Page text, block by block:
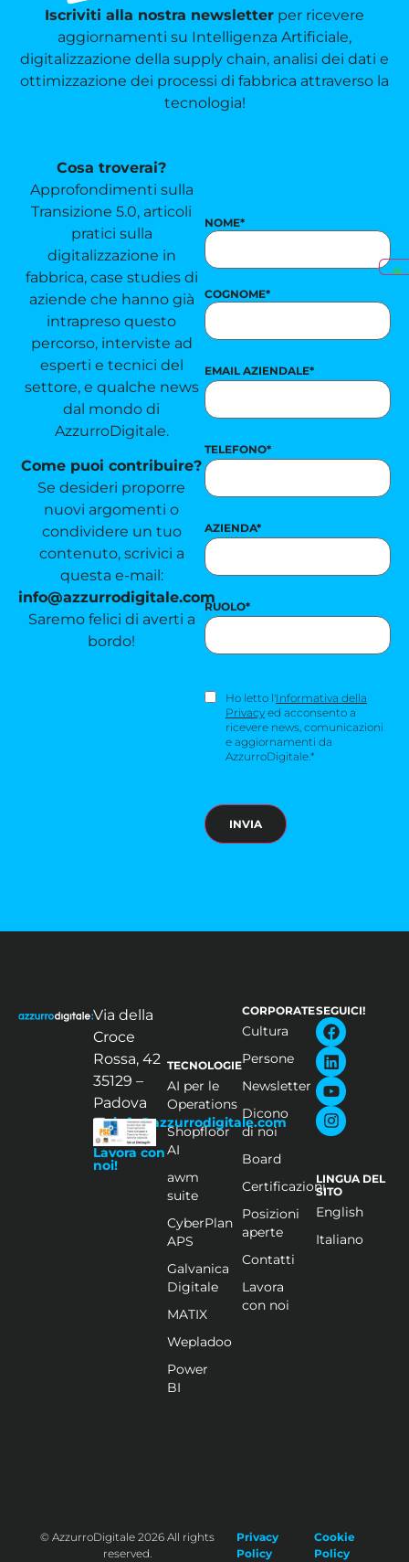
Iscriviti alla nostra newsletter per ricevere
aggiornamenti su Intelligenza Artificiale,
digitalizzazione della supply chain, analisi dei dati e
ottimizzazione dei processi di fabbrica attraverso la
tecnologia!
Cosa troverai?
Approfondimenti sulla
Transizione 5.0, articoli
pratici sulla
digitalizzazione in
fabbrica, case studies di
aziende che hanno già
intrapreso questo
percorso, interviste ad
esperti e tecnici del
settore, e qualche news
dal mondo di
AzzurroDigitale.
Come puoi contribuire?
Se desideri proporre
nuovi argomenti o
condividere un tuo
contenuto, scrivici a
questa e-mail:
info@azzurrodigitale.com
Saremo felici di averti a
bordo!
NOME*
COGNOME*
EMAIL AZIENDALE*
TELEFONO*
AZIENDA*
RUOLO*
CONSENSO
NEWSLETTER *
Ho letto l'Informativa della
Privacy ed acconsento a
ricevere news, comunicazioni
e aggiornamenti da
AzzurroDigitale.*
Via della
Croce
Rossa, 42
35129 –
Padova
info@azzurrodigitale.com
Lavora con
noi!
TECNOLOGIE
AI per le
Operations
Shopfloor
AI
awm
suite
CyberPlan
APS
Galvanica
Digitale
MATIX
Wepladoo
Power
BI
CORPORATE
Cultura
Persone
Newsletter
Dicono
di noi
Board
Certificazioni
Posizioni
aperte
Contatti
Lavora
con noi
SEGUICI!
LINGUA DEL
SITO
English
Italiano
© AzzurroDigitale 2026 All rights
reserved.
Privacy
Policy
Cookie
Policy